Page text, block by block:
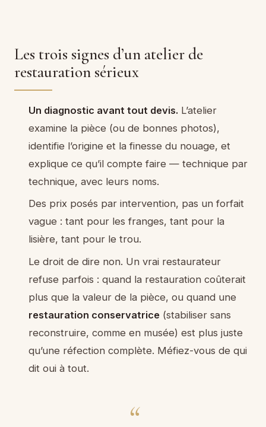
Les trois signes d’un atelier de
restauration sérieux
Un diagnostic avant tout devis. L’atelier
examine la pièce (ou de bonnes photos),
identifie l’origine et la finesse du nouage, et
explique ce qu’il compte faire — technique par
technique, avec leurs noms.
Des prix posés par intervention, pas un forfait
vague : tant pour les franges, tant pour la
lisière, tant pour le trou.
Le droit de dire non. Un vrai restaurateur
refuse parfois : quand la restauration coûterait
plus que la valeur de la pièce, ou quand une
restauration conservatrice(stabiliser sans
reconstruire, comme en musée) est plus juste
qu’une réfection complète. Méfiez-vous de qui
dit oui à tout.